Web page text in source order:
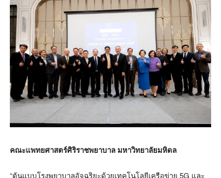
คณะแพทยศาสตร์ศิริราชพยาบาล มหาวิทยาลัยมหิดล
“ต้นแบบโรงพยาบาลอัจฉริยะด้วยเทคโนโลยีเครือข่าย 5G และ